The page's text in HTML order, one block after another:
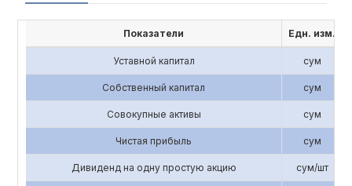
Показатели Едн. изм.
Уставной капитал сум
Собственный капитал сум
Совокупные активы сум
Чистая прибыль сум
Дивиденд на одну простую акцию сум/шт